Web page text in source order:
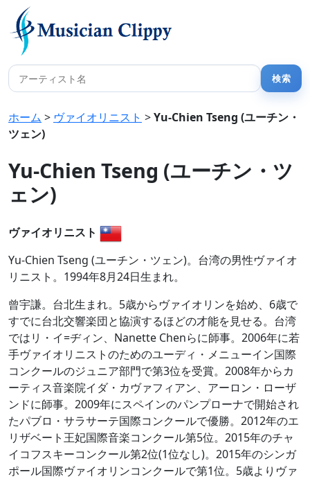
ホーム > ヴァイオリニスト >Yu-Chien Tseng (ユーチン・
ツェン)
Yu-Chien Tseng (ユーチン・ツ
ェン)
ヴァイオリニスト
Yu-Chien Tseng (ユーチン・ツェン)。台湾の男性ヴァイオ
リニスト。1994年8月24日生まれ。
曾宇謙。台北生まれ。5歳からヴァイオリンを始め、6歳で
すでに台北交響楽団と協演するほどの才能を見せる。台湾
ではリ・イ=ヂィン、Nanette Chenらに師事。2006年に若
手ヴァイオリニストのためのユーディ・メニューイン国際
コンクールのジュニア部門で第3位を受賞。2008年からカ
ーティス音楽院イダ・カヴァフィアン、アーロン・ローザ
ンドに師事。2009年にスペインのパンプローナで開始され
たパブロ・サラサーテ国際コンクールで優勝。2012年のエ
リザベート王妃国際音楽コンクール第5位。2015年のチャ
イコフスキーコンクール第2位(1位なし)。2015年のシンガ
ポール国際ヴァイオリンコンクールで第1位。5歳よりヴァ